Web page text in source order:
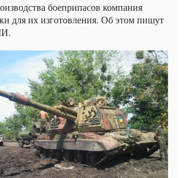
боеприпасов компания
для их изготовления. Об этом пишут